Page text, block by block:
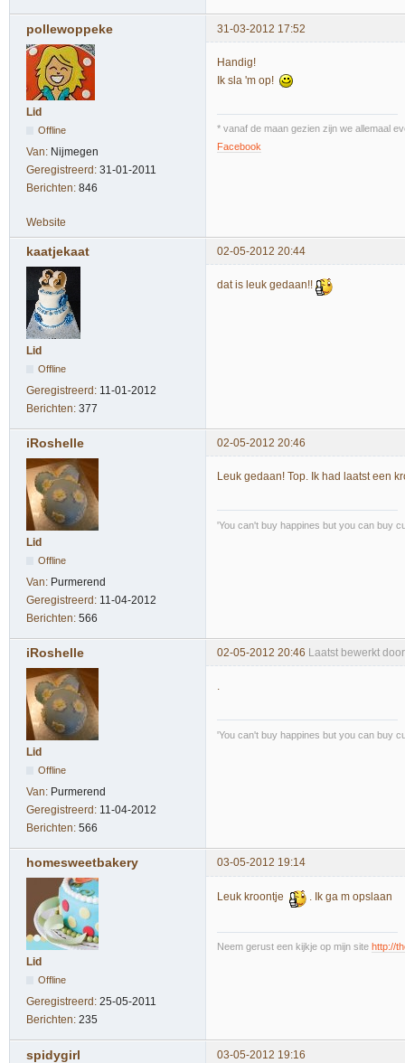
pollewoppeke 31-03-2012 17:52
Lid
Offline
Van: Nijmegen
Geregistreerd: 31-01-2011
Berichten: 846
Handig!
Ik sla 'm op!
* vanaf de maan gezien zijn we allemaal
Facebook
Website
kaatjekaat 02-05-2012 20:44
Lid
Offline
Geregistreerd: 11-01-2012
Berichten: 377
dat is leuk gedaan!!
iRoshelle 02-05-2012 20:46
Lid
Offline
Van: Purmerend
Geregistreerd: 11-04-2012
Berichten: 566
Leuk gedaan! Top. Ik had laatst een
'You can't buy happines but you can buy
iRoshelle 02-05-2012 20:46 Laatst bewerkt
Lid
Offline
Van: Purmerend
Geregistreerd: 11-04-2012
Berichten: 566
.
'You can't buy happines but you can buy
homesweetbakery 03-05-2012 19:14
Lid
Offline
Geregistreerd: 25-05-2011
Berichten: 235
Leuk kroontje . Ik ga m opslaan
Neem gerust een kijkje op mijn site http://
spidygirl 03-05-2012 19:16